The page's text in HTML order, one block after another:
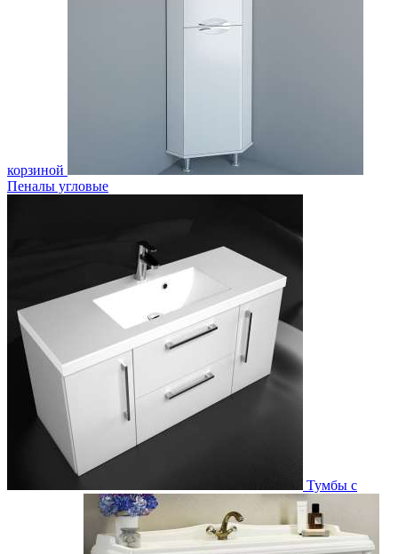
корзиной
Пеналы угловые
Тумбы с